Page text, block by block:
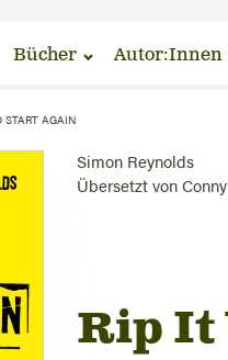
Bücher Autor:Innen
START AGAIN
Simon Reynolds
Übersetzt von
Rip It